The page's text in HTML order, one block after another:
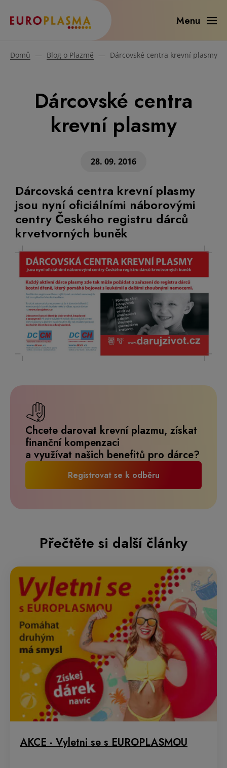
Menu
Domů — Blog o Plazmě — Dárcovské centra krevní plasmy
Dárcovské centra
krevní plasmy
28. 09. 2016
Dárcovská centra krevní plasmy
jsou nyní oficiálními náborovými
centry Českého registru dárců
krvetvorných buněk
Chcete darovat krevní plazmu, získat
finanční kompenzaci
a využívat našich benefitů pro dárce?
Registrovat se k odběru
Přečtěte si další články
AKCE - Vyletni se s EUROPLASMOU